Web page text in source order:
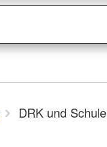
DRK und Schule